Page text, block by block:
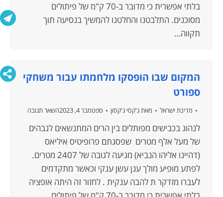
בלתי אפשרית כי מדובר ב-70 ק"מ של פיתולים
מסוכנים. התלבטנו והחלטנו להמשיך בנסיעה תוך
תקווה…
המקום שבו הופסקו מלחמתו עבור משחקי
ספורט
מדינת ישראל מאתג'קסי ג'קסון ספטמבר 4, 2023 השאר תגובה
לנהוג בכבישים מפותלים בין הרים המתנשאים לגבהים
של מעל אלף מטרים שפסגתם פרופיטיס איליאס
(דהיינו אליהו הנביא) מגיעה לגובה של 2407 מטרים.
לפתע מופיע מולך ענן עשן ענקי וכאשר מתקדמים
לעברו מזדקר ת להבה ענקית . לחזור זה היתה אופציה